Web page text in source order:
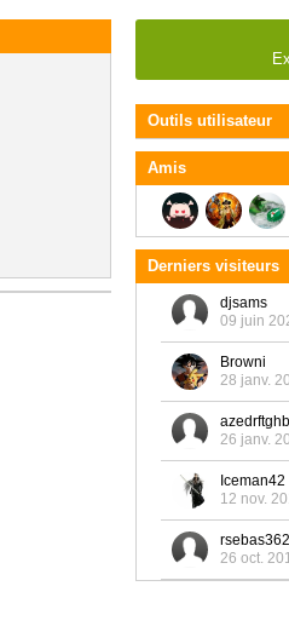
Outils utilisateur
Amis
Derniers visiteurs
djsams
09 juin
Browni
28 janv.
azedrftghb
26 janv.
Iceman42
12 nov.
26 oct.